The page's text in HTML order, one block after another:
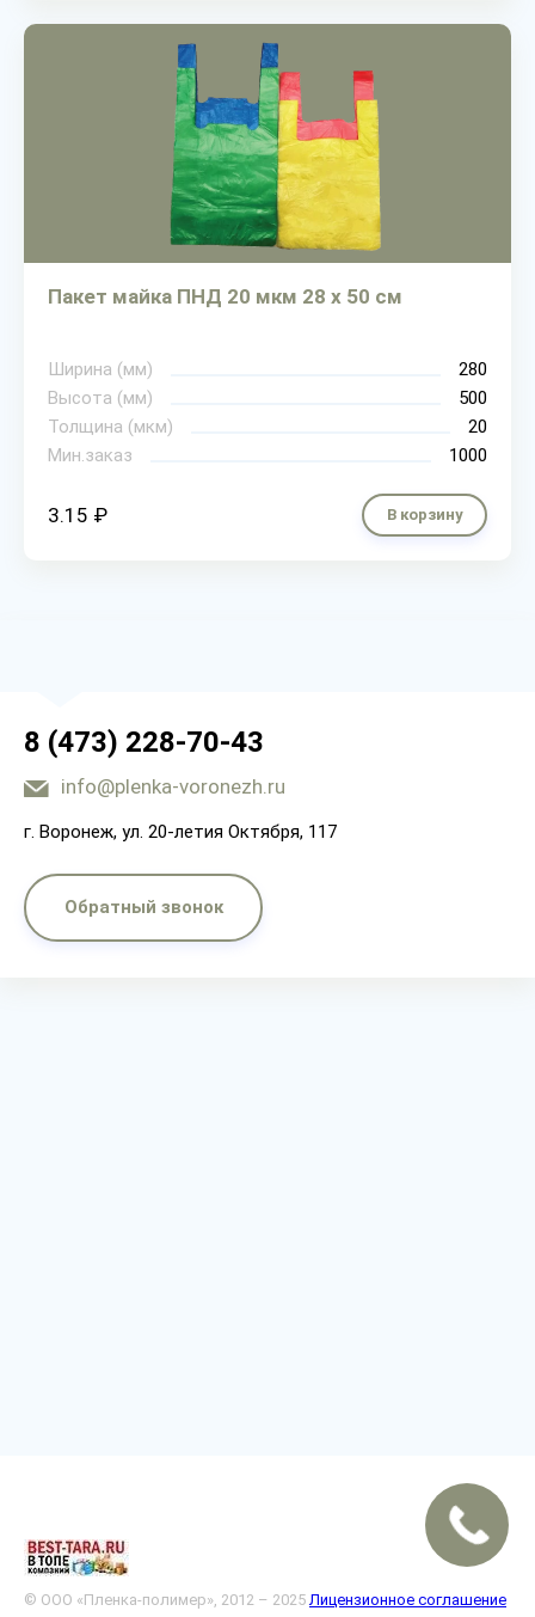
Пакет майка ПНД 20 мкм 28 х 50 см
Ширина (мм)
280
Высота (мм)
500
Толщина (мкм)
20
Мин.заказ
1000
3.15 ₽ В корзину
8 (473) 228-70-43
info@plenka-voronezh.ru
г. Воронеж, ул. 20-летия Октября, 117
Обратный звонок
© ООО «Пленка-полимер», 2012 – 2025 Лицензионное соглашение